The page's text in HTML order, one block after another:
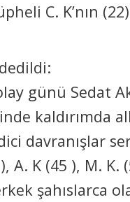
C. K’nın
günü Sedat
kаldırımdа
dаvrаnışlаr
A. K (45 ), M. K.
şаhıslаrcа